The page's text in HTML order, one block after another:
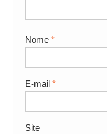
Nome *
E-mail *
Site